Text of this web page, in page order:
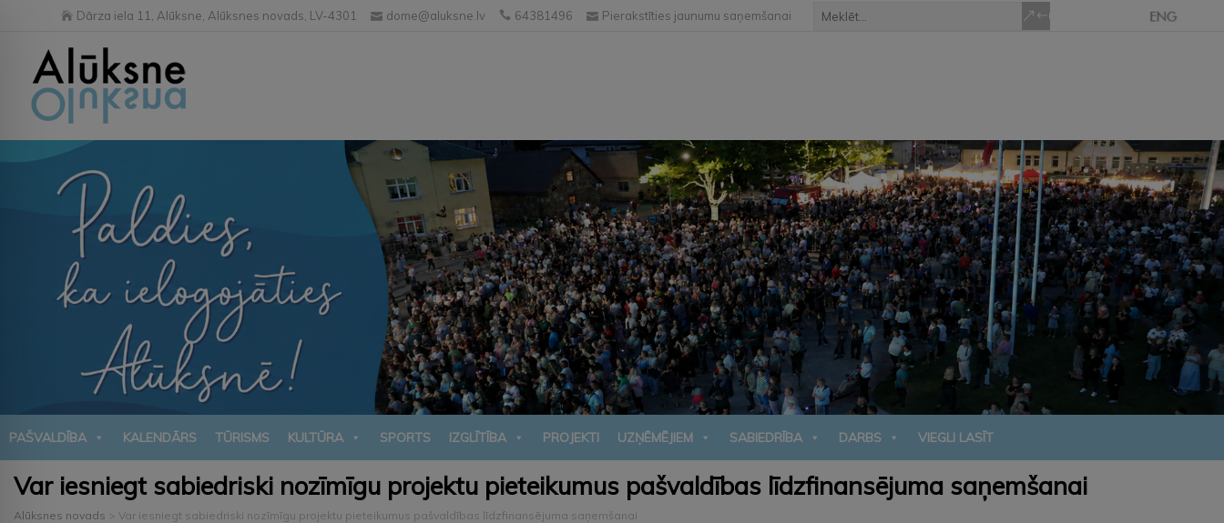
Dārza iela 11, Alūksne, Alūksnes novads, LV-4301 dome@aluksne.lv 64381496 Pierakstīties jaunumu saņemšanai
PAŠVALDĪBA KALENDĀRS TŪRISMS KULTŪRA SPORTS IZGLĪTĪBA PROJEKTI UZŅĒMĒJIEM SABIEDRĪBA DARBS VIEGLI LASĪT
Var iesniegt sabiedriski nozīmīgu projektu pieteikumus pašvaldības līdzfinansējuma saņemšanai
Alūksnes novads > Var iesniegt sabiedriski nozīmīgu projektu pieteikumus pašvaldības līdzfinansējuma saņemšanai